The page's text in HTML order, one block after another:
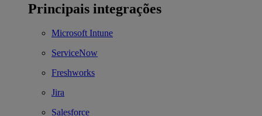
Principais integrações
Microsoft Intune
ServiceNow
Freshworks
Jira
Salesforce